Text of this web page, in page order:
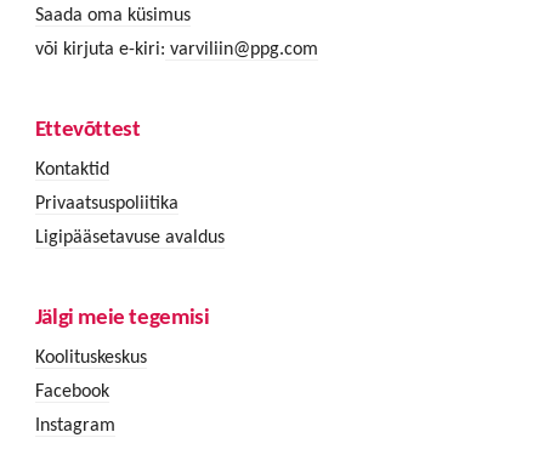
Saada oma küsimus
või kirjuta e-kiri: varviliin@ppg.com
Ettevõttest
Kontaktid
Privaatsuspoliitika
Ligipääsetavuse avaldus
Jälgi meie tegemisi
Koolituskeskus
Facebook
Instagram